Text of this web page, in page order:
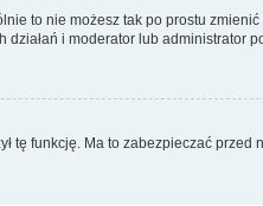
to nie możesz tak po prostu
i moderator lub administrator
tę funkcję. Ma to zabezpieczać przed